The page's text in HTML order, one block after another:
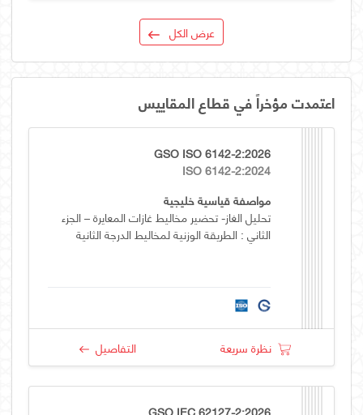
عرض الكل
اعتمدت مؤخراً في قطاع المقاييس
GSO ISO 6142-2:2026
ISO 6142-2:2024
مواصفة قياسية خليجية
تحليل الغاز- تحضير مخاليط غازات المعايرة – الجزء
الثاني : الطريقة الوزنية لمخاليط الدرجة الثانية
نظرة سريعة التفاصيل